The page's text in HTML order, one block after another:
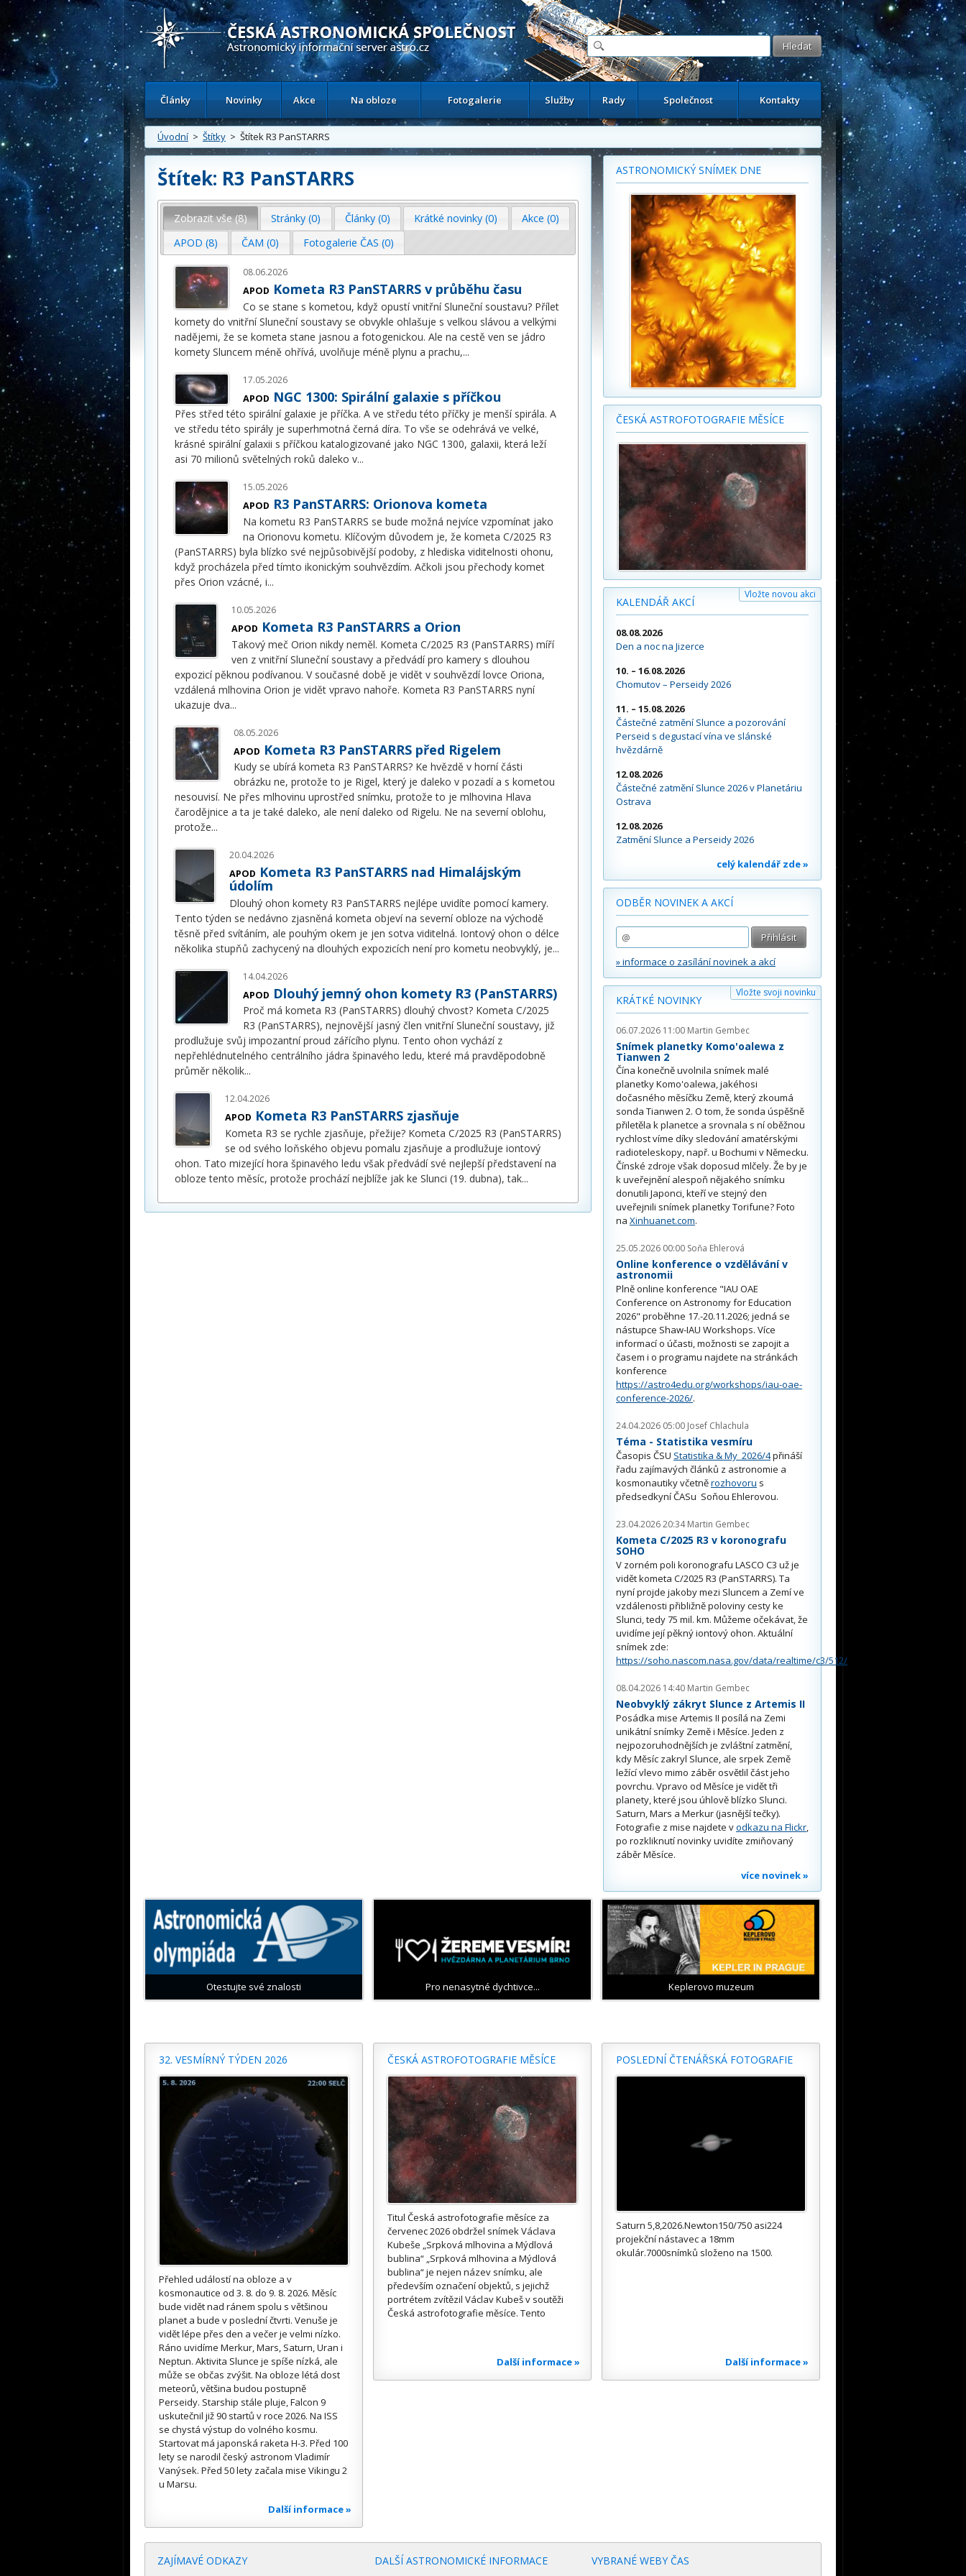
Česká astronomická společnost - Informační astronomický server
Články Novinky Akce Na obloze Fotogalerie Služby Rady Společnost Kontakty
Úvodní > Štítky > Štítek R3 PanSTARRS
Štítek: R3 PanSTARRS
Zobrazit vše (8) Stránky (0) Články (0) Krátké novinky (0)
Akce (0)
APOD (8)
ČAM (0) Fotogalerie ČAS (0)
08.06.2026
APOD Kometa R3 PanSTARRS v průběhu času
Co se stane s kometou, když opustí vnitřní Sluneční soustavu? Přílet
komety do vnitřní Sluneční soustavy se obvykle ohlašuje s velkou slávou a velkými
nadějemi, že se kometa stane jasnou a fotogenickou. Ale na cestě ven se jádro
komety Sluncem méně ohřívá, uvolňuje méně plynu a prachu,...
17.05.2026
APOD NGC 1300: Spirální galaxie s příčkou
Přes střed této spirální galaxie je příčka. A ve středu této příčky je menší spirála. A
ve středu této spirály je superhmotná černá díra. To vše se odehrává ve velké,
krásné spirální galaxii s příčkou katalogizované jako NGC 1300, galaxii, která leží
asi 70 milionů světelných roků daleko v...
15.05.2026
APOD R3 PanSTARRS: Orionova kometa
Na kometu R3 PanSTARRS se bude možná nejvíce vzpomínat jako
na Orionovu kometu. Klíčovým důvodem je, že kometa C/2025 R3
(PanSTARRS) byla blízko své nejpůsobivější podoby, z hlediska viditelnosti ohonu,
když procházela před tímto ikonickým souhvězdím. Ačkoli jsou přechody komet
přes Orion vzácné, i...
10.05.2026
APOD Kometa R3 PanSTARRS a Orion
Takový meč Orion nikdy neměl. Kometa C/2025 R3 (PanSTARRS) míří
ven z vnitřní Sluneční soustavy a předvádí pro kamery s dlouhou
expozicí pěknou podívanou. V současné době je vidět v souhvězdí lovce Oriona,
vzdálená mlhovina Orion je vidět vpravo nahoře. Kometa R3 PanSTARRS nyní
ukazuje dva...
08.05.2026
APOD Kometa R3 PanSTARRS před Rigelem
Kudy se ubírá kometa R3 PanSTARRS? Ke hvězdě v horní části
obrázku ne, protože to je Rigel, který je daleko v pozadí a s kometou
nesouvisí. Ne přes mlhovinu uprostřed snímku, protože to je mlhovina Hlava
čarodějnice a ta je také daleko, ale není daleko od Rigelu. Ne na severní oblohu,
protože...
20.04.2026
APOD Kometa R3 PanSTARRS nad Himalájským
údolím
Dlouhý ohon komety R3 PanSTARRS nejlépe uvidíte pomocí kamery.
Tento týden se nedávno zjasněná kometa objeví na severní obloze na východě
těsně před svítáním, ale pouhým okem je jen sotva viditelná. Iontový ohon o délce
několika stupňů zachycený na dlouhých expozicích není pro kometu neobvyklý, je...
14.04.2026
APOD Dlouhý jemný ohon komety R3 (PanSTARRS)
Proč má kometa R3 (PanSTARRS) dlouhý chvost? Kometa C/2025
R3 (PanSTARRS), nejnovější jasný člen vnitřní Sluneční soustavy, již
prodlužuje svůj impozantní proud zářícího plynu. Tento ohon vychází z
nepřehlédnutelného centrálního jádra špinavého ledu, které má pravděpodobně
průměr několik...
12.04.2026
APOD Kometa R3 PanSTARRS zjasňuje
Kometa R3 se rychle zjasňuje, přežije? Kometa C/2025 R3 (PanSTARRS)
se od svého loňského objevu pomalu zjasňuje a prodlužuje iontový
ohon. Tato mizející hora špinavého ledu však předvádí své nejlepší představení na
obloze tento měsíc, protože prochází nejblíže jak ke Slunci (19. dubna), tak...
ASTRONOMICKÝ SNÍMEK DNE
ČESKÁ ASTROFOTOGRAFIE MĚSÍCE
KALENDÁŘ AKCÍ
Vložte novou akci
08.08.2026
Den a noc na Jizerce
10. – 16.08.2026
Chomutov – Perseidy 2026
11. – 15.08.2026
Částečné zatmění Slunce a pozorování
Perseid s degustací vína ve slánské
hvězdárně
12.08.2026
Částečné zatmění Slunce 2026 v Planetáriu
Ostrava
12.08.2026
Zatmění Slunce a Perseidy 2026
celý kalendář zde »
ODBĚR NOVINEK A AKCÍ
» informace o zasílání novinek a akcí
Vložte svoji novinku
KRÁTKÉ NOVINKY
06.07.2026 11:00 Martin Gembec
Snímek planetky Komo'oalewa z
Tianwen 2
Čína konečně uvolnila snímek malé
planetky Komo'oalewa, jakéhosi
dočasného měsíčku Země, který zkoumá
sonda Tianwen 2. O tom, že sonda úspěšně
přiletěla k planetce a srovnala s ní oběžnou
rychlost víme díky sledování amatérskými
radioteleskopy, např. u Bochumi v Německu.
Čínské zdroje však doposud mlčely. Že by je
k uveřejnění alespoň nějakého snímku
donutili Japonci, kteří ve stejný den
uveřejnili snímek planetky Torifune? Foto
na Xinhuanet.com.
25.05.2026 00:00 Soňa Ehlerová
Online konference o vzdělávání v
astronomii
Plně online konference "IAU OAE
Conference on Astronomy for Education
2026" proběhne 17.-20.11.2026; jedná se
nástupce Shaw-IAU Workshops. Více
informací o účasti, možnosti se zapojit a
časem i o programu najdete na stránkách
konference
https://astro4edu.org/workshops/iau-oae-
conference-2026/.
24.04.2026 05:00 Josef Chlachula
Téma - Statistika vesmíru
Časopis ČSU Statistika & My 2026/4přináší
řadu zajímavých článků z astronomie a
kosmonautiky včetněrozhovoru s
předsedkyní ČASu Soňou Ehlerovou.
23.04.2026 20:34 Martin Gembec
Kometa C/2025 R3 v koronografu
SOHO
V zorném poli koronografu LASCO C3 už je
vidět kometa C/2025 R3 (PanSTARRS). Ta
nyní projde jakoby mezi Sluncem a Zemí ve
vzdálenosti přibližně poloviny cesty ke
Slunci, tedy 75 mil. km. Můžeme očekávat, že
uvidíme její pěkný iontový ohon. Aktuální
snímek zde:
https://soho.nascom.nasa.gov/data/realtime/c3/512/
08.04.2026 14:40 Martin Gembec
Neobvyklý zákryt Slunce z Artemis II
Posádka mise Artemis II posílá na Zemi
unikátní snímky Země i Měsíce. Jeden z
nejpozoruhodnějších je zvláštní zatmění,
kdy Měsíc zakryl Slunce, ale srpek Země
ležící vlevo mimo záběr osvětlil část jeho
povrchu. Vpravo od Měsíce je vidět tři
planety, které jsou úhlově blízko Slunci.
Saturn, Mars a Merkur (jasnější tečky).
Fotografie z mise najdete vodkazu na Flickr,
po rozkliknutí novinky uvidíte zmiňovaný
záběr Měsíce.
více novinek »
Otestujte své znalosti Pro nenasytné dychtivce... Keplerovo muzeum
32. VESMÍRNÝ TÝDEN 2026
Přehled událostí na obloze a v
kosmonautice od 3. 8. do 9. 8. 2026. Měsíc
bude vidět nad ránem spolu s většinou
planet a bude v poslední čtvrti. Venuše je
vidět lépe přes den a večer je velmi nízko.
Ráno uvidíme Merkur, Mars, Saturn, Uran i
Neptun. Aktivita Slunce je spíše nízká, ale
může se občas zvýšit. Na obloze létá dost
meteorů, většina budou postupně
Perseidy. Starship stále pluje, Falcon 9
uskutečnil již 90 startů v roce 2026. Na ISS
se chystá výstup do volného kosmu.
Startovat má japonská raketa H-3. Před 100
lety se narodil český astronom Vladimír
Vanýsek. Před 50 lety začala mise Vikingu 2
u Marsu.
Další informace »
ČESKÁ ASTROFOTOGRAFIE MĚSÍCE
Titul Česká astrofotografie měsíce za
červenec 2026 obdržel snímek Václava
Kubeše „Srpková mlhovina a Mýdlová
bublina“ „Srpková mlhovina a Mýdlová
bublina“ je nejen název snímku, ale
především označení objektů, s jejichž
portrétem zvítězil Václav Kubeš v soutěži
Česká astrofotografie měsíce. Tento
Další informace »
POSLEDNÍ ČTENÁŘSKÁ FOTOGRAFIE
Saturn 5,8,2026.Newton150/750 asi224
projekční nástavec a 18mm
okulár.7000snímků složeno na 1500.
Další informace »
ZAJÍMAVÉ ODKAZY DALŠÍ ASTRONOMICKÉ INFORMACE VYBRANÉ WEBY ČAS